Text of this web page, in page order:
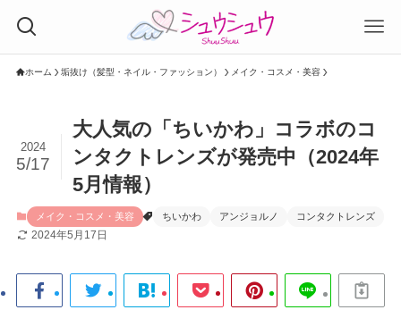
ホーム 垢抜け（髪型・ネイル・ファッション） メイク・コスメ・美容
大人気の「ちいかわ」コラボのコ
ンタクトレンズが発売中（2024年
5月情報）
2024
5/17
メイク・コスメ・美容 ちいかわ アンジョルノ コンタクトレンズ
2024年5月17日